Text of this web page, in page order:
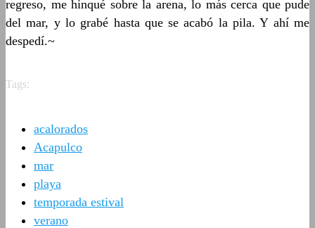
regreso, me hinqué sobre la arena, lo más cerca que pude
del mar, y lo grabé hasta que se acabó la pila. Y ahí me
despedí.~
Tags:
acalorados
Acapulco
mar
playa
temporada estival
verano